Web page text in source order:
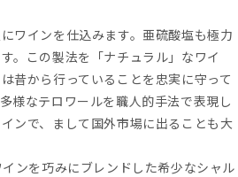
ワインを仕込みます。亜硫酸塩も極力
。この製法を「ナチュラル」なワイ
昔から行っていることを忠実に守って
様なテロワールを職人的手法で表現し
ンで、まして国外市場に出ることも大
ンを巧みにブレンドした希少なシャル